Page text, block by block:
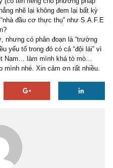
thể tìm hiểu trên google, nên
muốn đặt ra ở đây là liệu với
cuộc đời để tìm ra phương
vậy (có tên riêng cho phương
chẳng nhẽ lại không đem lại
là “nhà đầu cơ thực thụ” như
tiên?
yếu tố trong đó có cả “đội
Nam… làm mình khá tò